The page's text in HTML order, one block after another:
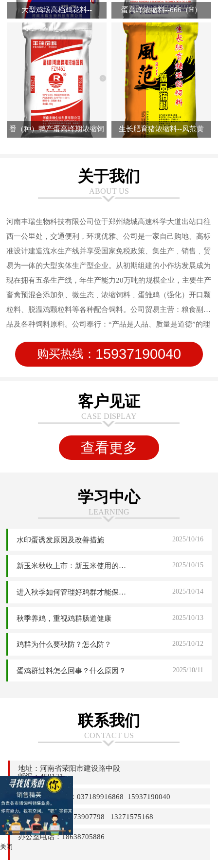
大型鸡场高档鸡花料--
FR7320（A）
蛋高峰浓缩料--666（H）
番（种）鸭产蛋高峰期浓缩饲 生长肥育猪浓缩料--风范黄
关于我们
ABOUT US
河南丰瑞生物科技有限公司位于郑州绕城高速科学大道出站口往
西一公里处，交通便利，环境优雅。公司是一家自己购地、高标
准设计建造流水生产线并享受国家免税政策、集生产﹑销售﹑贸
易为一体的大型实体生产型企业。从初期组建的小作坊发展成为
现在拥有五条生产线，年生产能力20万吨的规模企业，主要生产
畜禽预混合添加剂、微生态﹑浓缩饲料﹑蛋雏鸡（强化）开口颗
粒料、脱温鸡颗粒料等各种配合饲料。公司贸易主营：粮食副产
品及各种饲料原料。公司奉行：“产品是人品、质量是道德”的理
饲料品质管理；公司在研发方面持续投入，在新技术方面不断创
新，让使用产品的客户满意。安全、稳定、高质量的产品输出是
购买热线： 15937190040
客户见证
CASE DISPLAY
查看更多
学习中心
LEARNING
水印蛋诱发原因及改善措施 2025/10/16
新玉米秋收上市：新玉米使用的四大危害分析与五大解决应对方案 2025/10/15
进入秋季如何管理好鸡群才能保障高产稳产 2025/10/14
秋季养鸡，重视鸡群肠道健康 2025/10/13
鸡群为什么要秋防？怎么防？ 2025/10/12
蛋鸡群过料怎么回事？什么原因？ 2025/10/11
联系我们
CONTACT US
地址：河南省荥阳市建设路中段
邮编：450121
24小时热线电话：037189916868 15937190040
销售部电话：13373907798 13271575168
办公室电话：18638705886
关闭